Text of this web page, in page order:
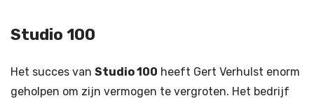
Studio 100
Het succes van Studio 100 heeft Gert Verhulst enorm
geholpen om zijn vermogen te vergroten. Het bedrijf